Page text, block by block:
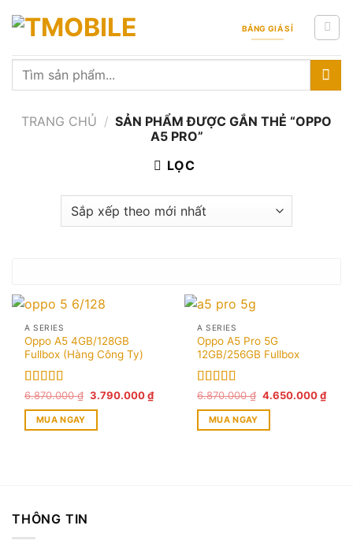
BẢNG GIÁ SỈ
Tìm
TRANG CHỦ / SẢN PHẨM ĐƯỢC GẮN THẺ “OPPO
A5 PRO”
LỌC
A SERIES
Oppo A5 4GB/128GB
Fullbox (Hàng Công Ty)
Được xếp
hạng5.005
sao
6.870.000₫ Giá
là:
3.790.000₫Giá
hiện
MUA NGAY
A SERIES
Oppo A5 Pro 5G
12GB/256GB Fullbox
Được xếp
hạng5.005
sao
6.870.000₫ Giá
là:
4.650.000₫Giá
hiện
MUA NGAY
THÔNG TIN